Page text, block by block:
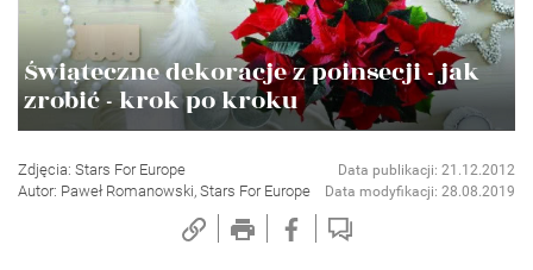
Świąteczne dekoracje z poinsecji - jak
zrobić - krok po kroku
Zdjęcia: Stars For Europe
Autor: Paweł Romanowski, Stars For Europe
Data publikacji: 21.12.2012
Data modyfikacji: 28.08.2019